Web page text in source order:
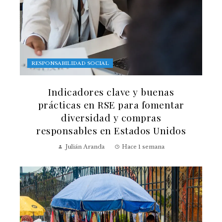
RESPONSABILIDAD SOCIAL
Indicadores clave y buenas
prácticas en RSE para fomentar
diversidad y compras
responsables en Estados Unidos
Julián Aranda Hace 1 semana